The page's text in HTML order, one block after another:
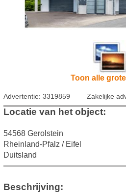
Toon alle
Advertentie: 3319859 Zakelijke
Locatie van het object:
54568 Gerolstein
Rheinland-Pfalz / Eifel
Duitsland
Beschrijving: